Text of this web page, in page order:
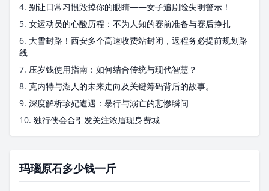
4. 别让日常习惯毁掉你的眼睛——女子追剧险失明警示！
5. 女运动员的心酸历程：不为人知的赛前准备与赛后挣扎
6. 大雪封路！西安多个高速收费站封闭，返程务必提前规划路
线
7. 压岁钱使用指南：如何结合传统与现代智慧？
8. 克内特与湖人的未来走向及关键筹码背后的故事。
9. 深度解析珍妃遭遇：暴行与溺亡的悲惨瞬间
10. 独行侠会合引发关注浓眉现身费城
玛瑙原石多少钱一斤